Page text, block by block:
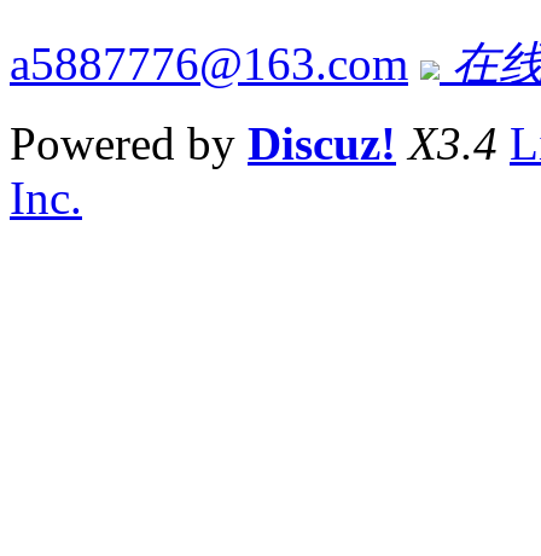
a5887776@163.com
在
Powered by Discuz! X3.4
Inc.